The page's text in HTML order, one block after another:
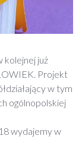
kolejnej już
Projekt
w tym
ogólnopolskiej
wydajemy w